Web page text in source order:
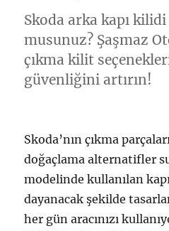
Skoda arka kapı
musunuz? Şaşmaz
çıkma kilit
güvenliğini artırın!
Skoda’nın çıkma
doğaçlama alternatifler
modelinde kullanılan
dayanacak şekilde
her gün aracınızı